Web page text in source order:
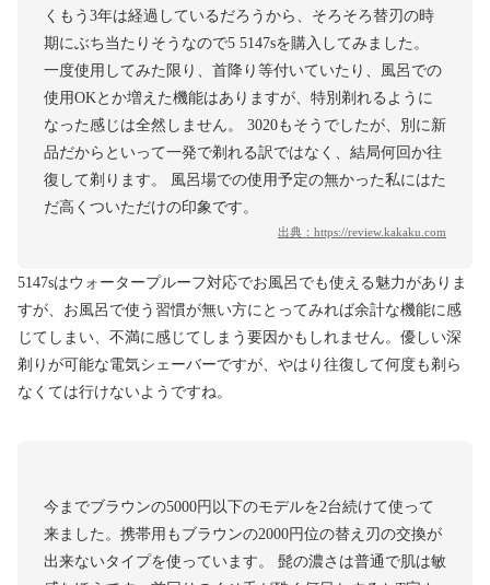
くもう3年は経過しているだろうから、そろそろ替刃の時
期にぶち当たりそうなので5 5147sを購入してみました。
一度使用してみた限り、首降り等付いていたり、風呂での
使用OKとか増えた機能はありますが、特別剃れるように
なった感じは全然しません。 3020もそうでしたが、別に新
品だからといって一発で剃れる訳ではなく、結局何回か往
復して剃ります。 風呂場での使用予定の無かった私にはた
だ高くついただけの印象です。
出典： https://review.kakaku.com
5147sはウォータープルーフ対応でお風呂でも使える魅力がありま
すが、お風呂で使う習慣が無い方にとってみれば余計な機能に感
じてしまい、不満に感じてしまう要因かもしれません。優しい深
剃りが可能な電気シェーバーですが、やはり往復して何度も剃ら
なくては行けないようですね。
今までブラウンの5000円以下のモデルを2台続けて使って
来ました。携帯用もブラウンの2000円位の替え刃の交換が
出来ないタイプを使っています。 髭の濃さは普通で肌は敏